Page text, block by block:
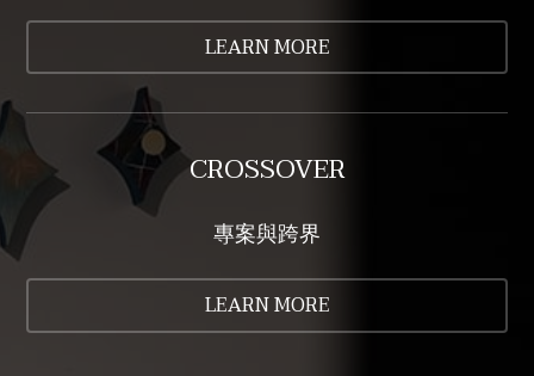
LEARN MORE
CROSSOVER
專案與跨界
LEARN MORE